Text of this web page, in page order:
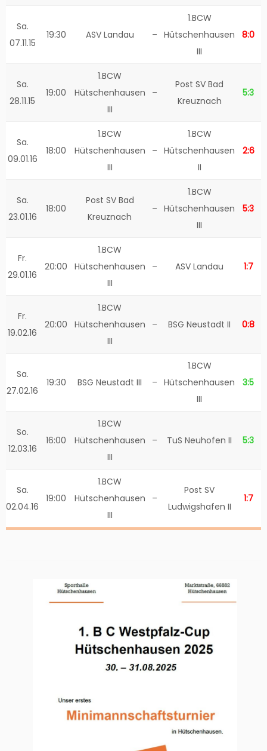
Sa.
07.11.15
19:30 ASV Landau –
1.BCW
Hütschenhausen
III
8:0
Sa.
28.11.15
19:00
1.BCW
Hütschenhausen
III
–
Post SV Bad
Kreuznach
5:3
Sa.
09.01.16
18:00
1.BCW
Hütschenhausen
III
–
1.BCW
Hütschenhausen
II
2:6
Sa.
23.01.16
18:00
Post SV Bad
Kreuznach
–
1.BCW
Hütschenhausen
III
5:3
Fr.
29.01.16
20:00
1.BCW
Hütschenhausen
III
– ASV Landau 1:7
Fr.
19.02.16
20:00
1.BCW
Hütschenhausen
III
– BSG Neustadt II 0:8
Sa.
27.02.16
19:30 BSG Neustadt III –
1.BCW
Hütschenhausen
III
3:5
So.
12.03.16
16:00
1.BCW
Hütschenhausen
III
– TuS Neuhofen II 5:3
Sa.
02.04.16
19:00
1.BCW
Hütschenhausen
III
–
Post SV
Ludwigshafen II
1:7